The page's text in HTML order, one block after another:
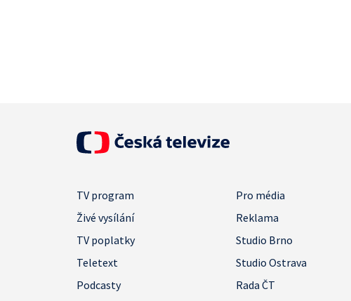
TV program
Pro média
Živé vysílání
Reklama
TV poplatky
Studio Brno
Teletext
Studio Ostrava
Podcasty
Rada ČT